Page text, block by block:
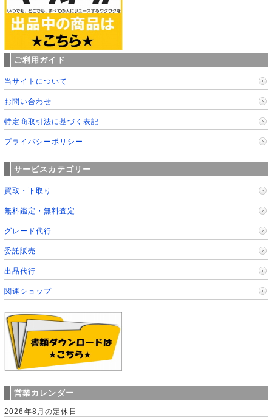
ご利用ガイド
当サイトについて
お問い合わせ
特定商取引法に基づく表記
プライバシーポリシー
サービスカテゴリー
買取・下取り
無料鑑定・無料査定
グレード代行
委託販売
出品代行
関連ショップ
営業カレンダー
2026年8月の定休日